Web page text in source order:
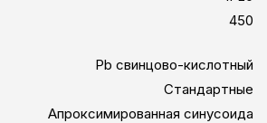
450
Pb свинцово-кислотный
Стандартные
Апроксимированная синусоида